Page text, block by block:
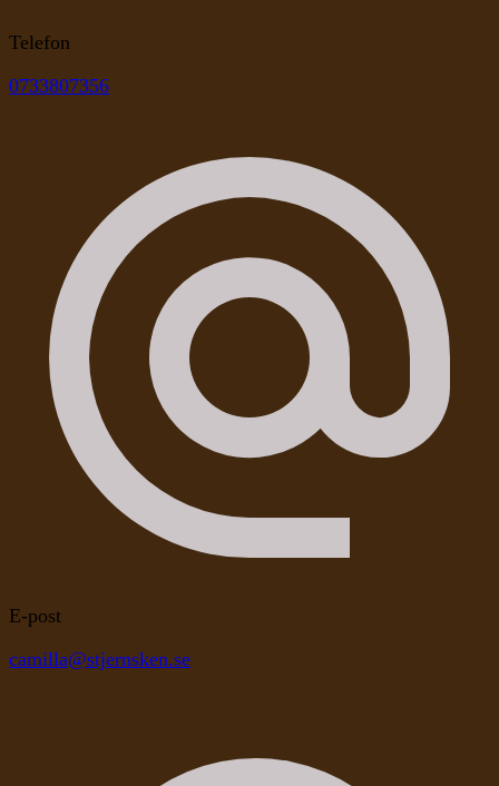
Telefon
0733807356
E-post
camilla@stjernsken.se